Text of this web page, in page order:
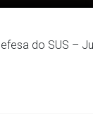
do SUS –